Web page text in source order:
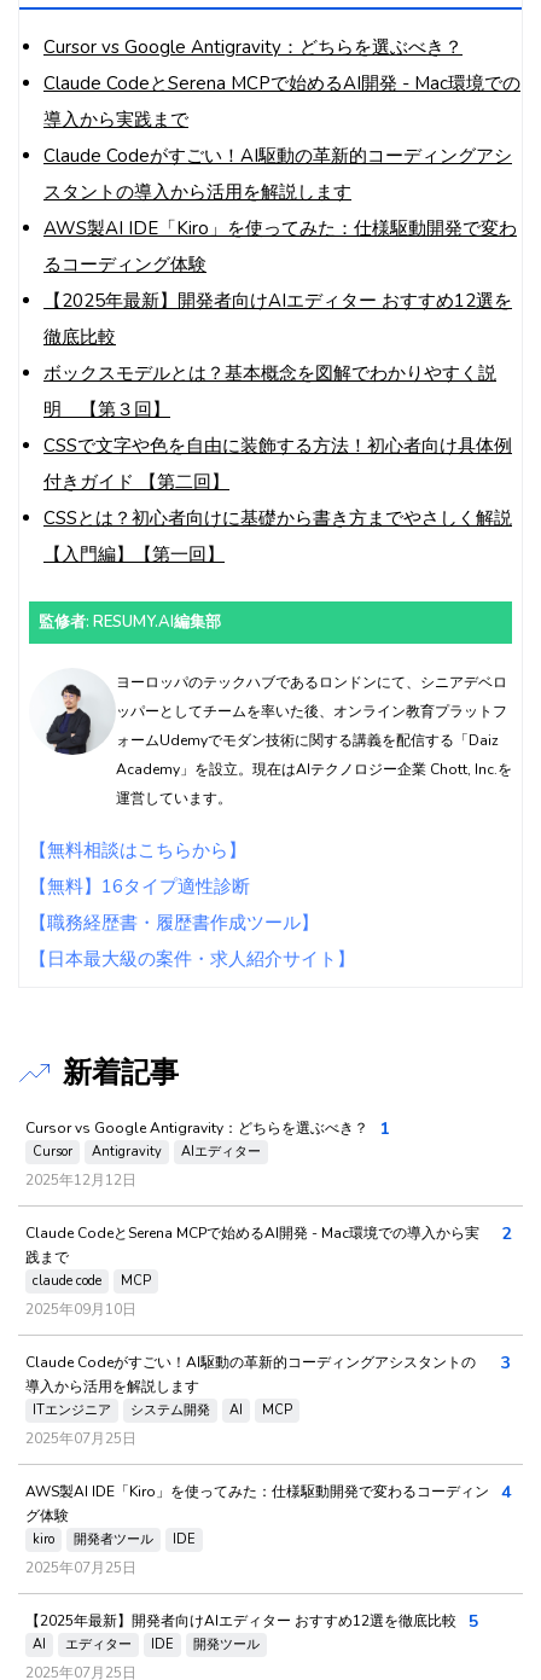
Cursor vs Google Antigravity：どちらを選ぶべき？
Claude CodeとSerena MCPで始めるAI開発 - Mac環境での
導入から実践まで
Claude Codeがすごい！AI駆動の革新的コーディングアシ
スタントの導入から活用を解説します
AWS製AI IDE「Kiro」を使ってみた：仕様駆動開発で変わ
るコーディング体験
【2025年最新】開発者向けAIエディター おすすめ12選を
徹底比較
ボックスモデルとは？基本概念を図解でわかりやすく説
明 【第３回】
CSSで文字や色を自由に装飾する方法！初心者向け具体例
付きガイド 【第二回】
CSSとは？初心者向けに基礎から書き方までやさしく解説
【入門編】【第一回】
監修者: RESUMY.AI編集部
ヨーロッパのテックハブであるロンドンにて、シニアデベロ
ッパーとしてチームを率いた後、オンライン教育プラットフ
ォームUdemyでモダン技術に関する講義を配信する「Daiz
Academy」を設立。現在はAIテクノロジー企業 Chott, Inc.を
運営しています。
【無料相談はこちらから】
【無料】16タイプ適性診断
【職務経歴書・履歴書作成ツール】
【日本最大級の案件・求人紹介サイト】
新着記事
Cursor vs Google Antigravity：どちらを選ぶべき？
Cursor Antigravity AIエディター
2025年12月12日
1
Claude CodeとSerena MCPで始めるAI開発 - Mac環境での導入から実
践まで
claude code MCP
2025年09月10日
2
Claude Codeがすごい！AI駆動の革新的コーディングアシスタントの
導入から活用を解説します
ITエンジニア システム開発 AI MCP
2025年07月25日
3
AWS製AI IDE「Kiro」を使ってみた：仕様駆動開発で変わるコーディン
グ体験
kiro 開発者ツール IDE
2025年07月25日
4
【2025年最新】開発者向けAIエディター おすすめ12選を徹底比較
AI エディター IDE 開発ツール
2025年07月25日
5